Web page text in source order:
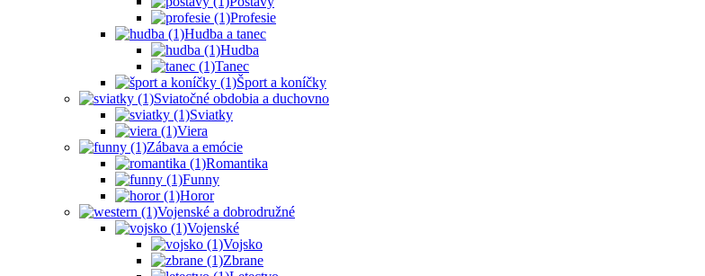
Profesie
Hudba a tanec
Hudba
Tanec
Šport a koníčky
Sviatočné obdobia a duchovno
Sviatky
Viera
Zábava a emócie
Romantika
Funny
Horor
Vojenské a dobrodružné
Vojenské
Vojsko
Zbrane